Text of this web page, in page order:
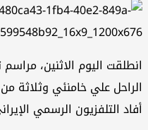
انطلقت اليوم الاثنين،
الراحل علي خامنئي وثلاثة
أفاد التلفزيون الرسمي